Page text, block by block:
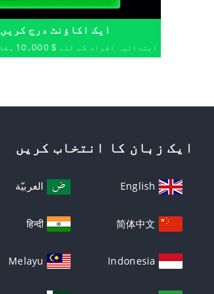
ایک اکاؤنٹ درج کریں
ابتدائیہ افراد کے لئے $ 10،000 مفت حاصل کریں
ایک زبان کا انتخاب کریں
English العربيّة
简体中文
हिन्दी
Indonesia
Melayu